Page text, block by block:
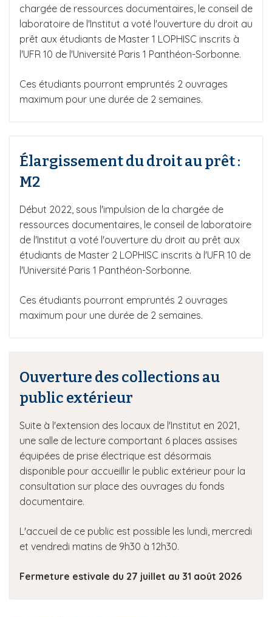
chargée de ressources documentaires, le conseil de
laboratoire de l'Institut a voté l'ouverture du droit au
prêt aux étudiants de Master 1 LOPHISC inscrits à
l'UFR 10 de l'Université Paris 1 Panthéon-Sorbonne.
Ces étudiants pourront empruntés 2 ouvrages
maximum pour une durée de 2 semaines.
Élargissement du droit au prêt :
M2
Début 2022, sous l'impulsion de la chargée de
ressources documentaires, le conseil de laboratoire
de l'Institut a voté l'ouverture du droit au prêt aux
étudiants de Master 2 LOPHISC inscrits à l'UFR 10 de
l'Université Paris 1 Panthéon-Sorbonne.
Ces étudiants pourront empruntés 2 ouvrages
maximum pour une durée de 2 semaines.
Ouverture des collections au
public extérieur
Suite à l'extension des locaux de l'Institut en 2021,
une salle de lecture comportant 6 places assises
équipées de prise électrique est désormais
disponible pour accueillir le public extérieur pour la
consultation sur place des ouvrages du fonds
documentaire.
L'accueil de ce public est possible les lundi, mercredi
et vendredi matins de 9h30 à 12h30.
Fermeture estivale du 27 juillet au 31 août 2026